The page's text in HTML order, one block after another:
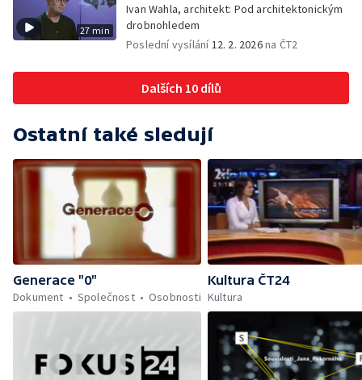
27 min
Ivan Wahla, architekt: Pod architektonickým
drobnohledem
Poslední vysílání12. 2. 2026na ČT2
Dalších 10 dílů
Ostatní také sledují
Generace "0"
Dokument
Společnost Osobnosti
Kultura ČT24
Kultura